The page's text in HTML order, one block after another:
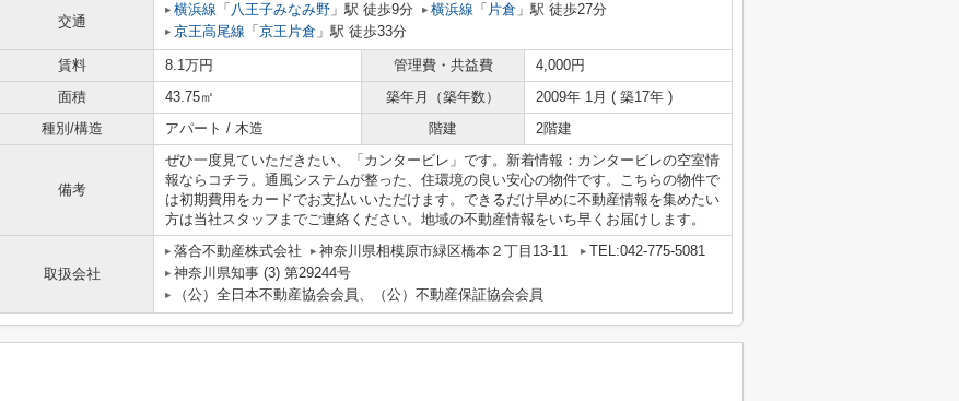
交通
横浜線 「 八王子みなみ野 」駅 徒歩9分 横浜線 「 片倉 」駅 徒歩27分
京王高尾線 「 京王片倉 」駅 徒歩33分
賃料 8.1万円 管理費・共益費
4,000円
面積
43.75㎡ 築年月（築年数）
2009年 1月 ( 築17年 )
種別/構造
アパート / 木造 階建 2階建
備考
ぜひ一度見ていただきたい、「カンタービレ」です。新着情報：カンタービレの空室情
報ならコチラ。通風システムが整った、住環境の良い安心の物件です。こちらの物件で
は初期費用をカードでお支払いいただけます。できるだけ早めに不動産情報を集めたい
方は当社スタッフまでご連絡ください。地域の不動産情報をいち早くお届けします。
取扱会社
落合不動産株式会社 神奈川県相模原市緑区橋本２丁目13-11
TEL:042-775-5081
神奈川県知事 (3) 第29244号
（公）全日本不動産協会会員、（公）不動産保証協会会員